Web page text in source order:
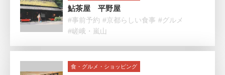
鮎茶屋 平野屋
#事前予約 #京都らしい食事 #グルメ
#嵯峨・嵐山
食・グルメ・ショッピング